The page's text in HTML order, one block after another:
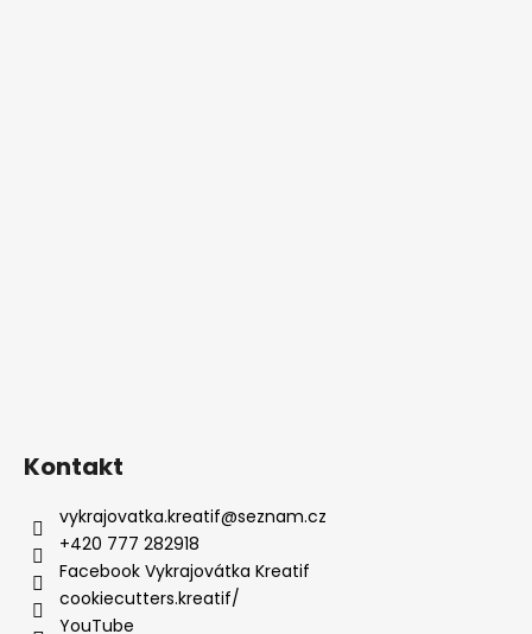
Kontakt
vykrajovatka.kreatif@seznam.cz
+420 777 282918
Facebook Vykrajovátka Kreatif
cookiecutters.kreatif/
YouTube